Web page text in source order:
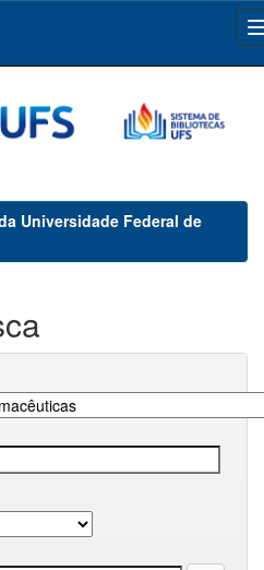
Universidade Federal de